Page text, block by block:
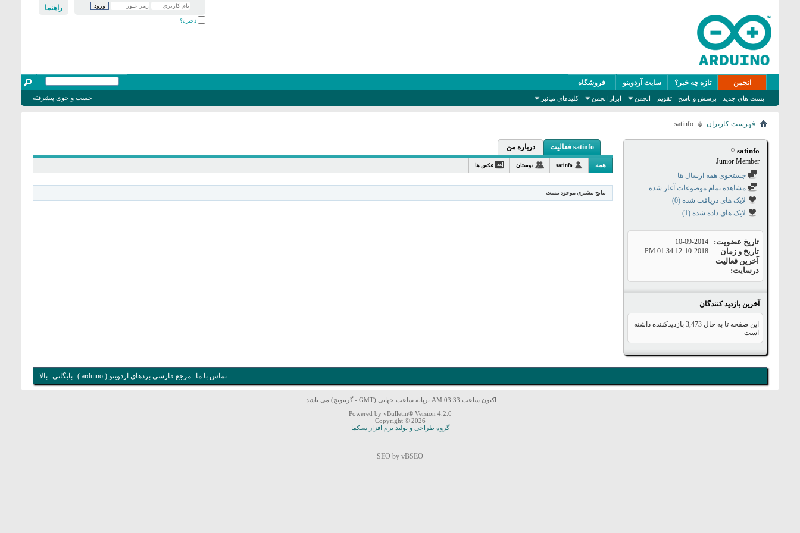
راهنما
ذخیره؟
انجمن
پست های جدید پرسش و پاسخ تقویم انجمن ابزار انجمن کلیدهای میانبر
تازه چه خبر؟ سایت آردوینو فروشگاه
جست و جوی پیشرفته
فهرست کاربران satinfo
satinfo
Junior Member
جستجوی همه ارسال ها
مشاهده تمام موضوعات آغاز شده
لایک های دریافت شده (0)
لایک های داده شده (1)
تاریخ عضویت 10-09-2014
تاریخ و زمان
آخرین فعالیت
درسایت
12-10-2018
01:34 PM
آخرین بازدید کنندگان
این صفحه تا به حال 3,473 بازدیدکننده داشته
است
satinfo فعالیت درباره من
همه satinfo دوستان عکس ها
نتایج بیشتری موجود نیست
تماس با ما مرجع فارسی بردهای آردوینو ( arduino ) بایگانی بالا
اکنون ساعت 03:33 AM برپایه ساعت جهانی (GMT - گرینویچ) می باشد.
Powered by vBulletin® Version 4.2.0
Copyright © 2026
گروه طراحی و تولید نرم افزار سیکما
SEO by vBSEO